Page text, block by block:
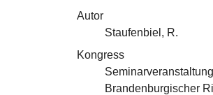
Autor
Staufenbiel, R.
Kongress
Brandenburgischer